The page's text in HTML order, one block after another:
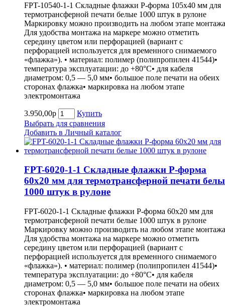
FPT-10540-1-1 Складные флажки P-форма 105х40 мм для
термотрансферной печати белые 1000 штук в рулоне
Маркировку можно производить на любом этапе
Для удобства монтажа на маркере можно отметить
середину цветом или перфорацией (вариант с
перфорацией используется для временного снимаемого
«флажка»). • материал: полимер (полипропилен 41544)•
температура эксплуатации: до +80°С• для кабеля
диаметром: 0,5 — 5,0 мм• большое поле печати на обеих
сторонах флажка• маркировка на любом этапе
электромонтажа
3.950,00р
Купить
Выбрать для сравнения
Добавить в Личный каталог
FPT-6020-1-1 Складные флажки P-форма
60х20 мм для термотрансферной печати
1000 штук в рулоне
FPT-6020-1-1 Складные флажки P-форма 60х20 мм для
термотрансферной печати белые 1000 штук в рулоне
Маркировку можно производить на любом этапе
Для удобства монтажа на маркере можно отметить
середину цветом или перфорацией (вариант с
перфорацией используется для временного снимаемого
«флажка»). • материал: полимер (полипропилен 41544)•
температура эксплуатации: до +80°С• для кабеля
диаметром: 0,5 — 5,0 мм• большое поле печати на обеих
сторонах флажка• маркировка на любом этапе
электромонтажа